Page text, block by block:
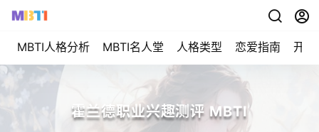
MBTI人格分析 MBTI名人堂 人格类型 恋爱指南 开始
霍兰德职业兴趣测评 MBTI